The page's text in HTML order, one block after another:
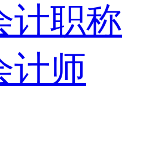
计职称
计师